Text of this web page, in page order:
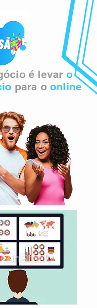
é levar o
para o online